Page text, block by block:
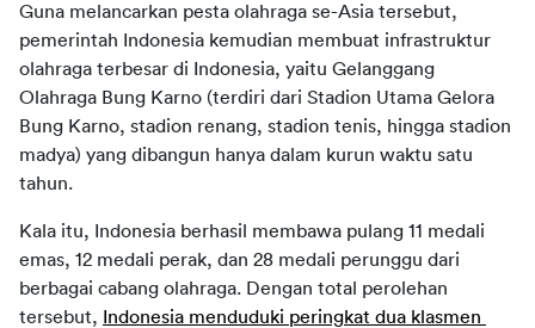
Guna melancarkan pesta olahraga se-Asia tersebut,
pemerintah Indonesia kemudian membuat infrastruktur
olahraga terbesar di Indonesia, yaitu Gelanggang
Olahraga Bung Karno (terdiri dari Stadion Utama Gelora
Bung Karno, stadion renang, stadion tenis, hingga stadion
madya) yang dibangun hanya dalam kurun waktu satu
tahun.
Kala itu, Indonesia berhasil membawa pulang 11 medali
emas, 12 medali perak, dan 28 medali perunggu dari
berbagai cabang olahraga. Dengan total perolehan
tersebut, Indonesia menduduki peringkat dua klasmen